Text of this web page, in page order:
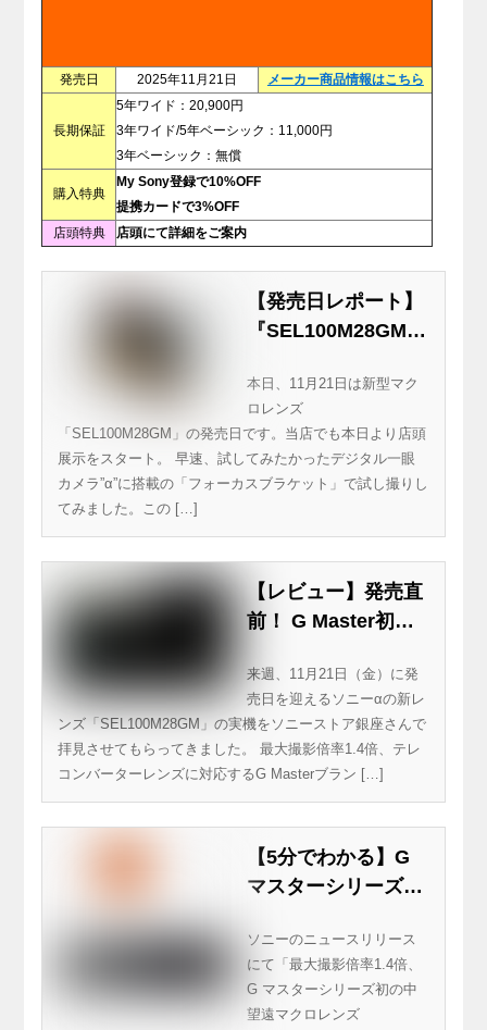
発売日 2025年11月21日 メーカー商品情報はこちら
長期保証
5年ワイド：20,900円
3年ワイド/5年ベーシック：11,000円
3年ベーシック：無償
購入特典
My Sony登録で10%OFF
提携カードで3%OFF
店頭特典
店頭にて詳細をご案内
【発売日レポート】
『SEL100M28GM』
カスブラケット撮影
本日、11月21日は新型マク
ロレンズ
「SEL100M28GM」の発売日です。当店でも本日より店頭
展示をスタート。 早速、試してみたかったデジタル一眼
カメラ”α”に搭載の「フォーカスブラケット」で試し撮りし
てみました。この […]
【レビュー】発売直
前！ G Master初の
「SEL100M28GM」
実機レビュー
来週、11月21日（金）に発
売日を迎えるソニーαの新レ
ンズ「SEL100M28GM」の実機をソニーストア銀座さんで
拝見させてもらってきました。 最大撮影倍率1.4倍、テレ
コンバーターレンズに対応するG Masterブラン […]
【5分でわかる】G
マスターシリーズ初
ズ
『SEL100M28GM』
発表！ 5軸手ブレ
ソニーのニュースリリース
にて「最大撮影倍率1.4倍、
G マスターシリーズ初の中
望遠マクロレンズ